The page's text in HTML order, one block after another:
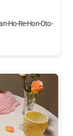
Ho-Re-Hon-Oto-